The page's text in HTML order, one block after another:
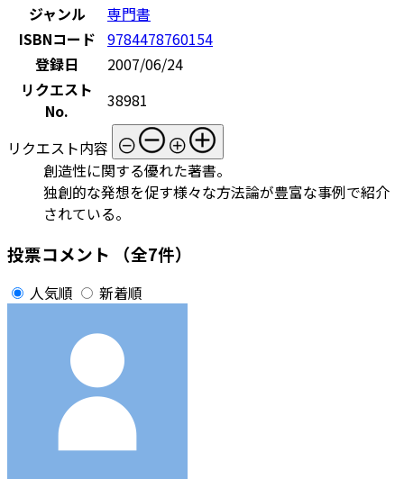
ジャンル
専門書
ISBNコード 9784478760154
登録日
2007/06/24
リクエスト
No.
38981
リクエスト内容
創造性に関する優れた著書。
独創的な発想を促す様々な方法論が豊富な事例で紹介
されている。
投票コメント （全7件）
人気順 新着順